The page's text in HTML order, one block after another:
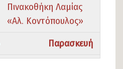
Πινακοθήκη Λαμίας
«Αλ. Κοντόπουλος»
Παρασκευή